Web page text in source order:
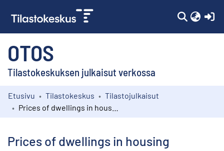
OTOS
Tilastokeskuksen julkaisut verkossa
Kokoelmat
Etusivu Tilastokeskus
Tilastojulkaisut
Prices of dwellings in housing